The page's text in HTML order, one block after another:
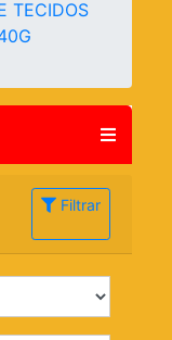
TECIDOS
Filtrar